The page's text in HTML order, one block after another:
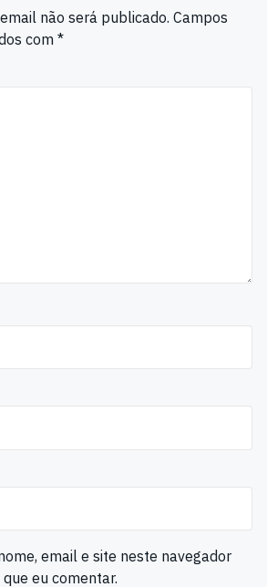
não será publicado. Campos
com *
email e site neste navegador
eu comentar.